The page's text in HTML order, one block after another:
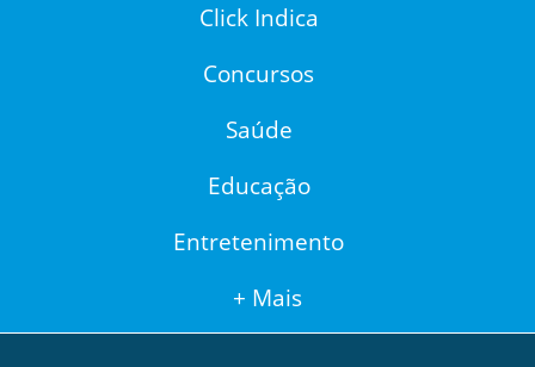
Click Indica
Concursos
Saúde
Educação
Entretenimento
+ Mais